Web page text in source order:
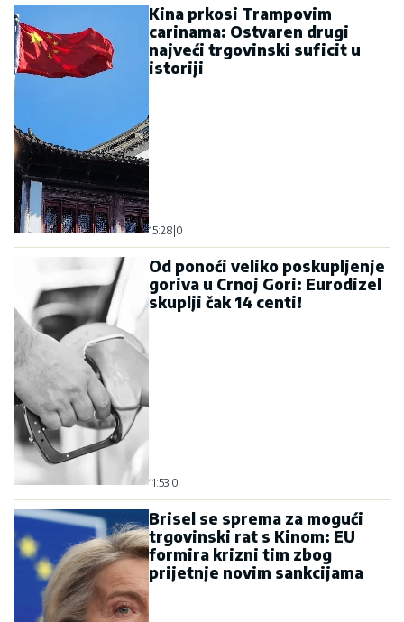
Kina prkosi Trampovim
carinama: Ostvaren drugi
najveći trgovinski suficit u
istoriji
15:28 0
Od ponoći veliko poskupljenje
goriva u Crnoj Gori: Eurodizel
skuplji čak 14 centi!
11:53 0
Brisel se sprema za mogući
trgovinski rat s Kinom: EU
formira krizni tim zbog
prijetnje novim sankcijama